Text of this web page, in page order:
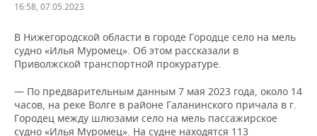
ДЕКЛАРАЦИИ О ДОХОДАХ
ВУЗЫ ТАТАРСТАНА
НОВОСТИ ЭКОНОМИКИ
БАНКИ
ПРОМЫШЛЕННОСТЬ
ПРОМЫШЛЕННОСТИ
АГРОПРОМ
НОВОСТИ НЕДВИЖИМОСТИ
АВТО
16:58, 07.05.2023
В Нижегородской области в городе Городце село на мель
судно «Илья Муромец». Об этом рассказали в
Приволжской транспортной прокуратуре.
— По предварительным данным 7 мая 2023 года, около 14
часов, на реке Волге в районе Галанинского причала в г.
Городец между шлюзами село на мель пассажирское
судно «Илья Муромец». На судне находятся 113